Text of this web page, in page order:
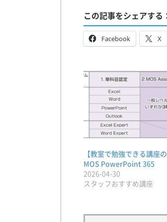
この記事をシェアする
Facebook X
【教室で勉強できる講座の
MOS PowerPoint 365
2026-04-30
スタッフおすすめ講座